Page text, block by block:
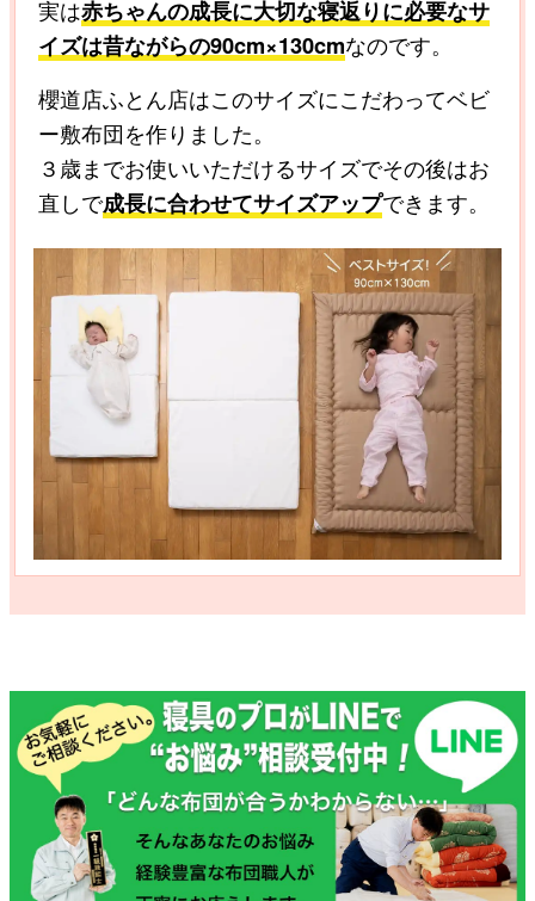
実は赤ちゃんの成長に大切な寝返りに必要なサ
イズは昔ながらの90cm×130cmなのです。
櫻道店ふとん店はこのサイズにこだわってベビ
ー敷布団を作りました。
３歳までお使いいただけるサイズでその後はお
直しで成長に合わせてサイズアップできます。